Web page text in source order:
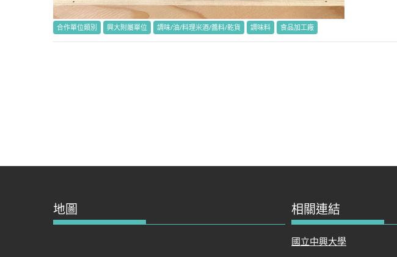
合作單位類別 興大附屬單位 調味/油/料理米酒/醬料/乾貨 調味料 食品加工廠
地圖 相關連結
國立中興大學